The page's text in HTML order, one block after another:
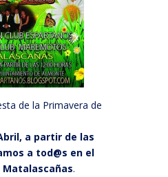
de la Primavera‬ de
a partir de las
a tod@s en el
Matalascañas.